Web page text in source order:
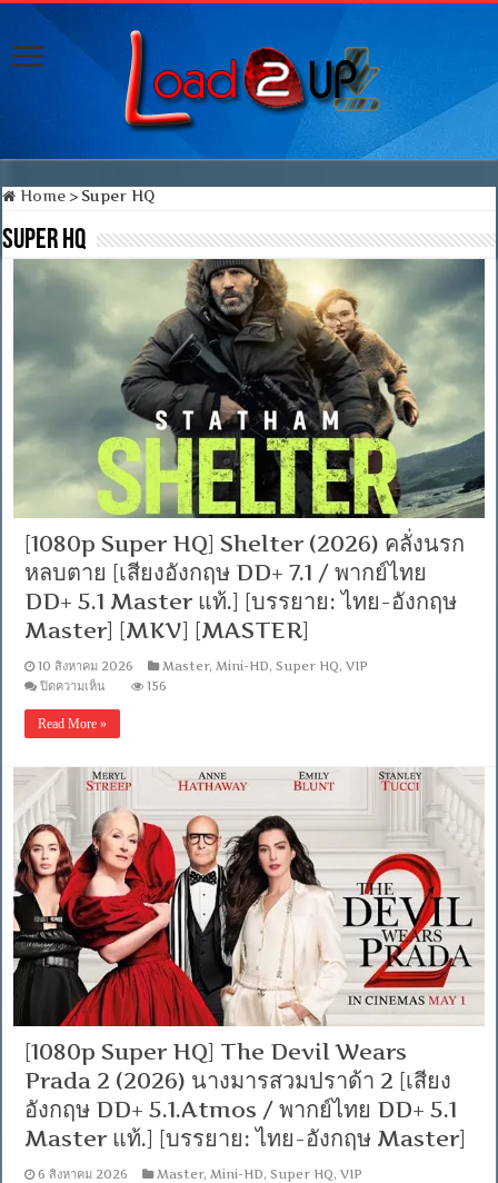
Home > Super HQ
Super HQ
[1080p Super HQ] Shelter (2026) คลั่งนรก
หลบตาย [เสียงอังกฤษ DD+ 7.1 / พากย์ไทย
DD+ 5.1 Master แท้.] [บรรยาย: ไทย-อังกฤษ
Master] [MKV] [MASTER]
10 สิงหาคม 2026 Master,Mini-HD,Super HQ,VIP
ปิดความเห็นบน
HQ]
(2026)
คลั่ง
หลบ
ตาย
[เสียง
อังกฤษ
DD+
7.1
/
พากย์
ไทย
DD+
5.1
Master
[บรรยาย:
ไทย-
Master]
[MKV]
[MASTER]
156
Read More »
[1080p Super HQ] The Devil Wears
Prada 2 (2026) นางมารสวมปราด้า 2 [เสียง
อังกฤษ DD+ 5.1.Atmos / พากย์ไทย DD+ 5.1
Master แท้.] [บรรยาย: ไทย-อังกฤษ Master]
6 สิงหาคม 2026 Master,Mini-HD,Super HQ,VIP